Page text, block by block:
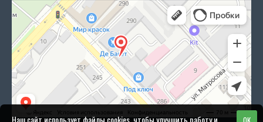
Наш сайт использует файлы cookies, чтобы улучшить работу и